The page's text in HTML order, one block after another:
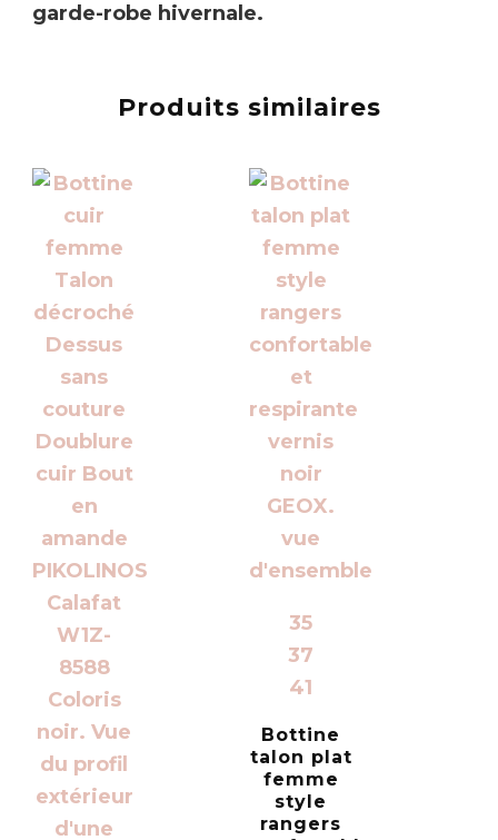
garde-robe hivernale.
Produits similaires
35
37
41
Bottine
talon plat
femme
style
rangers